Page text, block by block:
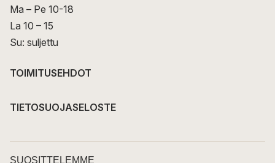
Ma – Pe 10-18
La 10 – 15
Su: suljettu
TOIMITUSEHDOT
TIETOSUOJASELOSTE
SUOSITTELEMME